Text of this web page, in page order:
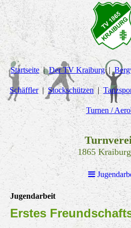
Startseite Der TV Kraiburg
Schäffler Stockschützen
Turnen /
1865
Jugendarbeit
Erstes